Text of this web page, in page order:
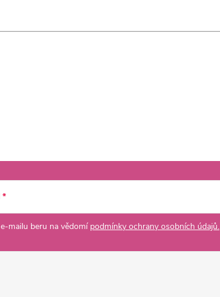
mailu beru na vědomí podmínky ochrany osobních údajů.